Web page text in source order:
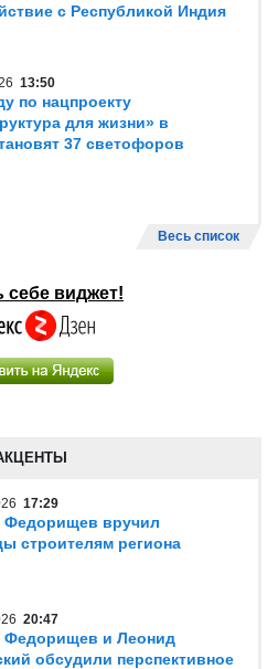
с Республикой Индия
13:50
по нацпроекту
для жизни» в
37 светофоров
Весь список
себе виджет!
17:29
Федорищев вручил
строителям региона
20:47
Федорищев и Леонид
обсудили перспективное